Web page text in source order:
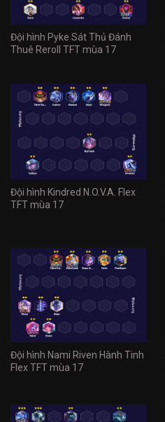
Đội hình Pyke Sát Thủ Đánh
Thuê Reroll TFT mùa 17
Đội hình Kindred N.O.V.A. Flex
TFT mùa 17
Đội hình Nami Riven Hành Tinh
Flex TFT mùa 17